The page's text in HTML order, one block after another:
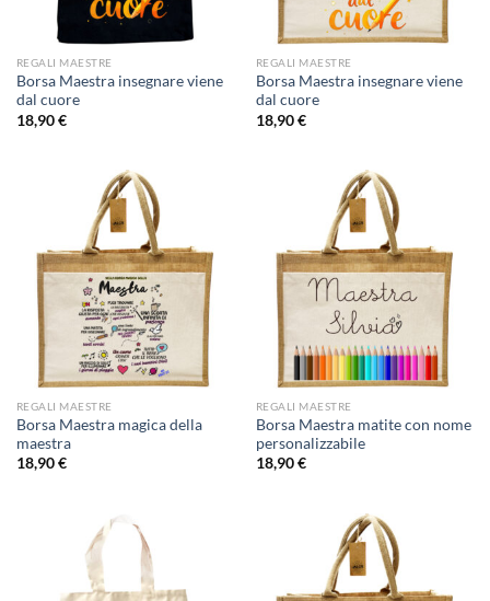
REGALI MAESTRE
Borsa Maestra insegnare viene
dal cuore
18,90€
REGALI MAESTRE
Borsa Maestra insegnare viene
dal cuore
18,90€
REGALI MAESTRE
Borsa Maestra magica della
maestra
18,90€
REGALI MAESTRE
Borsa Maestra matite con nome
personalizzabile
18,90€